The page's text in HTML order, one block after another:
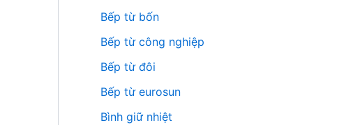
Bếp từ bốn
Bếp từ công nghiệp
Bếp từ đôi
Bếp từ eurosun
Bình giữ nhiệt